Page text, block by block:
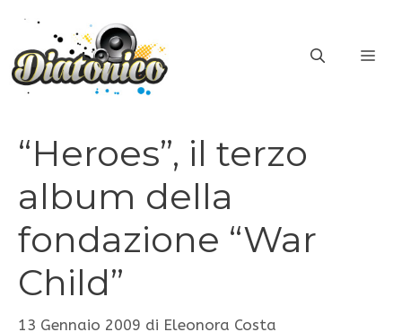
contenuto
“Heroes”, il terzo
album della
fondazione “War
Child”
13 Gennaio 2009 di Eleonora Costa